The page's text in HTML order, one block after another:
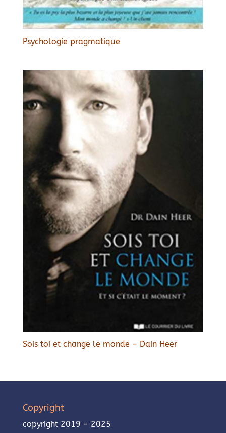
Psychologie pragmatique
Sois toi et change le monde – Dain Heer
Copyright
copyright 2019 - 2025